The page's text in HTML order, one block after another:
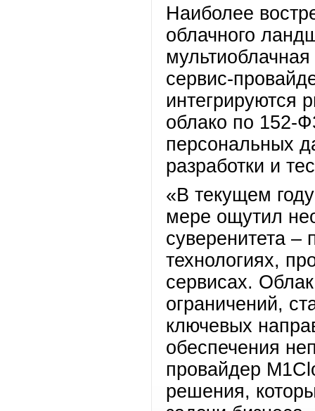
Наиболее
облачного
сервис-
интегрируются
облако по 152-
персональных
разработки и
«В текущем
мере ощутил
суверенитета –
технологиях,
сервисах.
ограничений,
ключевых
обеспечения
провайдер
решения,